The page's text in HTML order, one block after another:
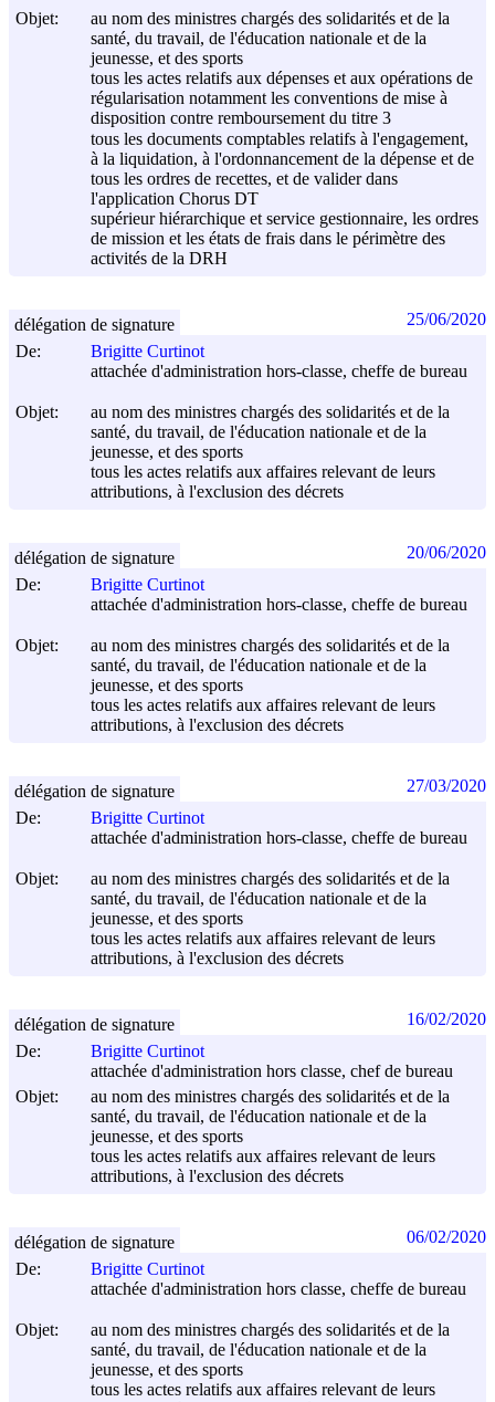
Objet:
au nom des ministres chargés des solidarités et de la
santé, du travail, de l'éducation nationale et de la
jeunesse, et des sports
tous les actes relatifs aux dépenses et aux opérations de
régularisation notamment les conventions de mise à
disposition contre remboursement du titre 3
tous les documents comptables relatifs à l'engagement,
à la liquidation, à l'ordonnancement de la dépense et de
tous les ordres de recettes, et de valider dans
l'application Chorus DT
supérieur hiérarchique et service gestionnaire, les ordres
de mission et les états de frais dans le périmètre des
activités de la DRH
De:
Brigitte Curtinot
attachée d'administration hors-classe, cheffe de bureau
Objet:
au nom des ministres chargés des solidarités et de la
santé, du travail, de l'éducation nationale et de la
jeunesse, et des sports
tous les actes relatifs aux affaires relevant de leurs
attributions, à l'exclusion des décrets
délégation de signature 25/06/2020
De:
Brigitte Curtinot
attachée d'administration hors-classe, cheffe de bureau
Objet:
au nom des ministres chargés des solidarités et de la
santé, du travail, de l'éducation nationale et de la
jeunesse, et des sports
tous les actes relatifs aux affaires relevant de leurs
attributions, à l'exclusion des décrets
délégation de signature 20/06/2020
De:
Brigitte Curtinot
attachée d'administration hors-classe, cheffe de bureau
Objet:
au nom des ministres chargés des solidarités et de la
santé, du travail, de l'éducation nationale et de la
jeunesse, et des sports
tous les actes relatifs aux affaires relevant de leurs
attributions, à l'exclusion des décrets
délégation de signature 27/03/2020
De:
Brigitte Curtinot
attachée d'administration hors classe, chef de bureau
Objet:
au nom des ministres chargés des solidarités et de la
santé, du travail, de l'éducation nationale et de la
jeunesse, et des sports
tous les actes relatifs aux affaires relevant de leurs
attributions, à l'exclusion des décrets
délégation de signature 16/02/2020
De:
Brigitte Curtinot
attachée d'administration hors classe, cheffe de bureau
Objet:
au nom des ministres chargés des solidarités et de la
santé, du travail, de l'éducation nationale et de la
jeunesse, et des sports
tous les actes relatifs aux affaires relevant de leurs
délégation de signature 06/02/2020